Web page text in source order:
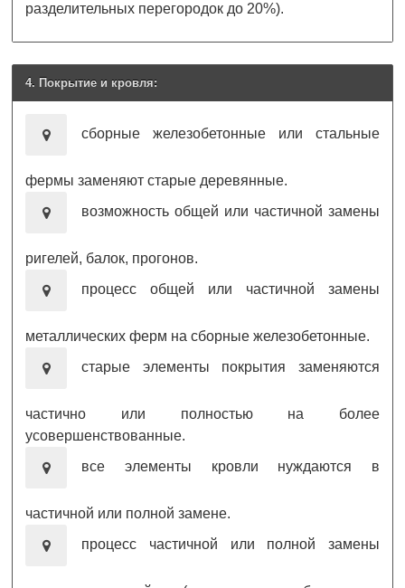
разделительных перегородок до 20%).
4. Покрытие и кровля:
сборные железобетонные или стальные
фермы заменяют старые деревянные.
возможность общей или частичной замены
ригелей, балок, прогонов.
процесс общей или частичной замены
металлических ферм на сборные железобетонные.
старые элементы покрытия заменяются
частично или полностью на более
усовершенствованные.
все элементы кровли нуждаются в
частичной или полной замене.
процесс частичной или полной замены